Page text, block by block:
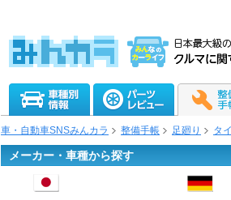
車・自動車SNSみんカラ 整備手帳 足廻り タ
メーカー・車種から探す